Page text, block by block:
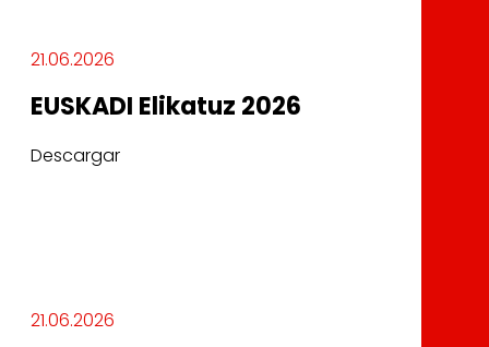
21.06.2026
EUSKADI Elikatuz 2026
Descargar
21.06.2026